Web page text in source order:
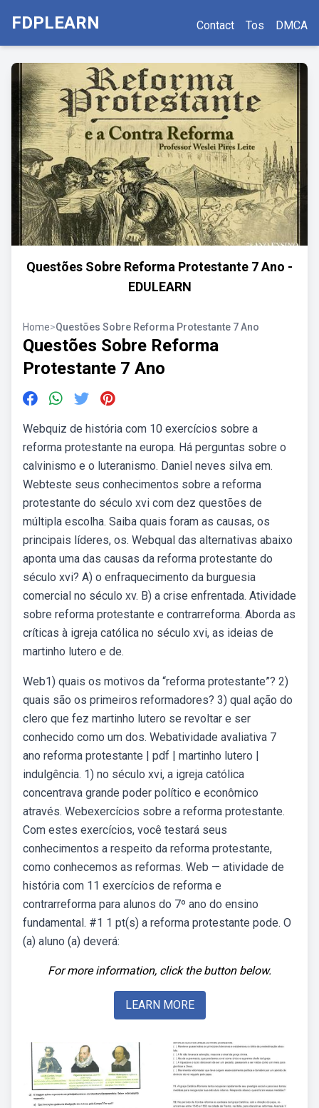
FDPLEARN Contact Tos DMCA
Questões Sobre Reforma Protestante 7 Ano -
EDULEARN
Home>Questões Sobre Reforma Protestante 7 Ano
Questões Sobre Reforma
Protestante 7 Ano
Webquiz de história com 10 exercícios sobre a
reforma protestante na europa. Há perguntas sobre o
calvinismo e o luteranismo. Daniel neves silva em.
Webteste seus conhecimentos sobre a reforma
protestante do século xvi com dez questões de
múltipla escolha. Saiba quais foram as causas, os
principais líderes, os. Webqual das alternativas abaixo
aponta uma das causas da reforma protestante do
século xvi? A) o enfraquecimento da burguesia
comercial no século xv. B) a crise enfrentada. Atividade
sobre reforma protestante e contrarreforma. Aborda as
críticas à igreja católica no século xvi, as ideias de
martinho lutero e de.
Web1) quais os motivos da “reforma protestante”? 2)
quais são os primeiros reformadores? 3) qual ação do
clero que fez martinho lutero se revoltar e ser
conhecido como um dos. Webatividade avaliativa 7
ano reforma protestante | pdf | martinho lutero |
indulgência. 1) no século xvi, a igreja católica
concentrava grande poder político e econômico
através. Webexercícios sobre a reforma protestante.
Com estes exercícios, você testará seus
conhecimentos a respeito da reforma protestante,
como conhecemos as reformas. Web — atividade de
história com 11 exercícios de reforma e
contrarreforma para alunos do 7º ano do ensino
fundamental. #1 1 pt(s) a reforma protestante pode. O
(a) aluno (a) deverá:
For more information, click the button below.
LEARN MORE